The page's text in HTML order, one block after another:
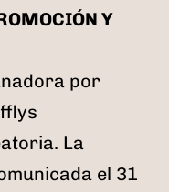
Y
por
La
el 31